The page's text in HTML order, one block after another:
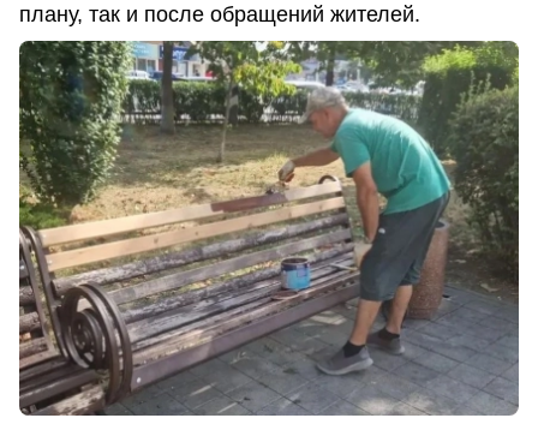
плану, так и после обращений жителей.